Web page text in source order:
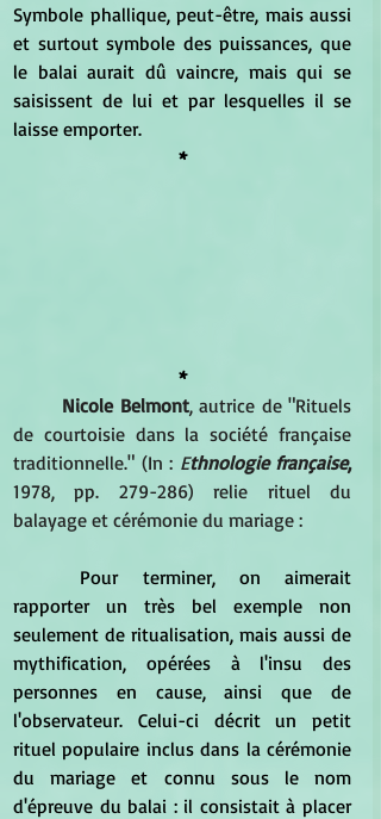
Symbole phallique, peut-être, mais aussi
et surtout symbole des puissances, que
le balai aurait dû vaincre, mais qui se
saisissent de lui et par lesquelles il se
laisse emporter.
*
*
Nicole Belmont, autrice de "Rituels
de courtoisie dans la société française
traditionnelle." (In : Ethnologie française,
1978, pp. 279-286) relie rituel du
balayage et cérémonie du mariage :
rapporter un très bel exemple non
seulement de ritualisation, mais aussi de
mythification, opérées à l'insu des
personnes en cause, ainsi que de
l'observateur. Celui-ci décrit un petit
rituel populaire inclus dans la cérémonie
du mariage et connu sous le nom
d'épreuve du balai : il consistait à placer